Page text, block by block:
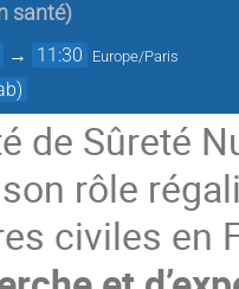
santé)
→ 11:30 Europe/Paris
de Sûreté
rôle
civiles en